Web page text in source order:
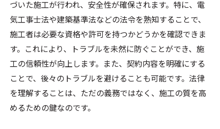
法律知識を活かした契約書の確認
法律知識を活かした安全な電気工事の進め方
法律に基づいた施工計画の立て方
電気工事の安全性を高める法的手続
法令遵守で実現する高品質な施工
法律知識を活用したリスクアセスメント
施工後の法律に基づく評価と改善
づいた施工が行われ、安全性が確保されます。特に、電
気工事士法や建築基準法などの法令を熟知することで、
施工者は必要な資格や許可を持つかどうかを確認できま
す。これにより、トラブルを未然に防ぐことができ、施
工の信頼性が向上します。また、契約内容を明確にする
ことで、後々のトラブルを避けることも可能です。法律
を理解することは、ただの義務ではなく、施工の質を高
めるための鍵なのです。